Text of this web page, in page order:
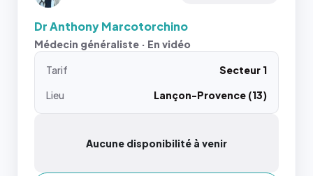
Dr Anthony Marcotorchino
Médecin généraliste · En vidéo
Tarif
Secteur 1
Lieu
Lançon-Provence (13)
Aucune disponibilité à venir